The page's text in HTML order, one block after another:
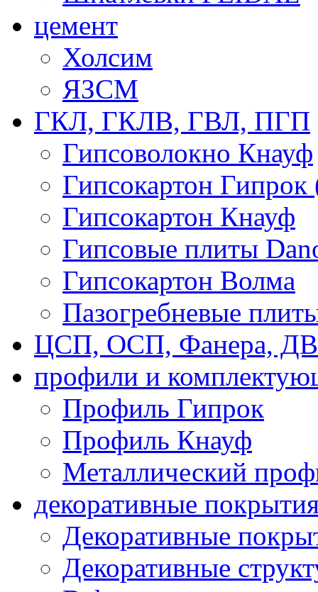
цемент
Холсим
ЯЗCМ
ГКЛ, ГКЛВ, ГВЛ, ПГП
Гипсоволокно Кнауф
Гипсокартон Гипрок
Гипсокартон Кнауф
Гипсовые плиты
Гипсокартон Волма
Пазогребневые
ЦСП, ОСП, Фанера,
профили и
Профиль Гипрок
Профиль Кнауф
Металлический
декоративные
Декоративные
Декоративные